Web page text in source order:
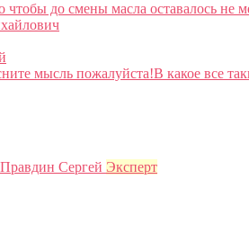
чтобы до смены масла оставалось не
мысль пожалуйста!В какое все
Правдин Сергей Эксперт